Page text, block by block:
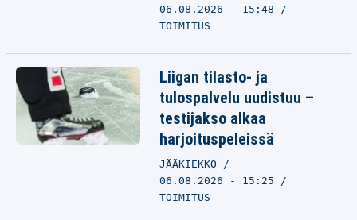
06.08.2026 - 15:48
TOIMITUS
Liigan tilasto- ja
tulospalvelu uudistuu –
testijakso alkaa
harjoituspeleissä
JÄÄKIEKKO
06.08.2026 - 15:25
TOIMITUS